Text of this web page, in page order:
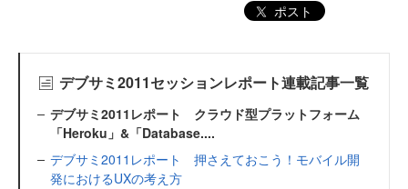
ポスト
デブサミ2011セッションレポート連載記事一覧
デブサミ2011レポート クラウド型プラットフォーム
「Heroku」&「Database....
デブサミ2011レポート 押さえておこう！モバイル開
発におけるUXの考え方